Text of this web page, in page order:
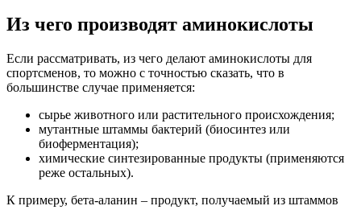
Из чего производят аминокислоты
Если рассматривать, из чего делают аминокислоты для
спортсменов, то можно с точностью сказать, что в
большинстве случае применяется:
сырье животного или растительного происхождения;
мутантные штаммы бактерий (биосинтез или
биоферментация);
химические синтезированные продукты (применяются
реже остальных).
К примеру, бета-аланин – продукт, получаемый из штаммов